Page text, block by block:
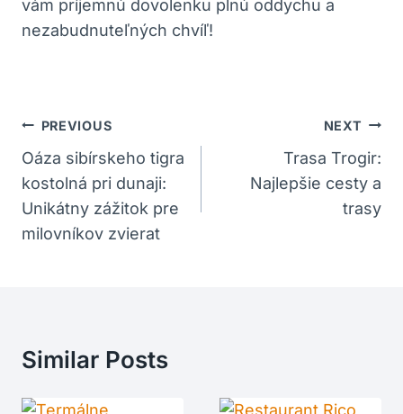
vám príjemnú dovolenku plnú oddychu a
nezabudnuteľných chvíľ!
Navigácia
V
Článku
PREVIOUS
Oáza sibírskeho tigra
kostolná pri dunaji:
Unikátny zážitok pre
milovníkov zvierat
NEXT
Trasa Trogir:
Najlepšie cesty a
trasy
Similar Posts